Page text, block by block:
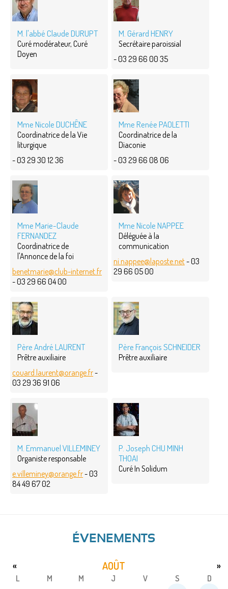
M. l'abbé Claude DURUPT
Curé modérateur, Curé
Doyen
M. Gérard HENRY
Secrétaire paroissial
- 03 29 66 00 35
Mme Nicole DUCHÊNE
Coordinatrice de la Vie
liturgique
- 03 29 30 12 36
Mme Renée PAOLETTI
Coordinatrice de la
Diaconie
- 03 29 66 08 06
Mme Marie-Claude
FERNANDEZ
Coordinatrice de
l'Annonce de la foi
benetmarie@club-internet.fr
- 03 29 66 04 00
Mme Nicole NAPPEE
Déléguée à la
communication
ni.nappee@laposte.net- 03
29 66 05 00
Père André LAURENT
Prêtre auxiliaire
couard.laurent@orange.fr-
03 29 36 91 06
Père François SCHNEIDER
Prêtre auxiliaire
M. Emmanuel VILLEMINEY
Organiste responsable
e.villeminey@orange.fr- 03
84 49 67 02
P. Joseph CHU MINH
THOAI
Curé In Solidum
ÉVENEMENTS
AOÛT
« »
L M M J V S
D